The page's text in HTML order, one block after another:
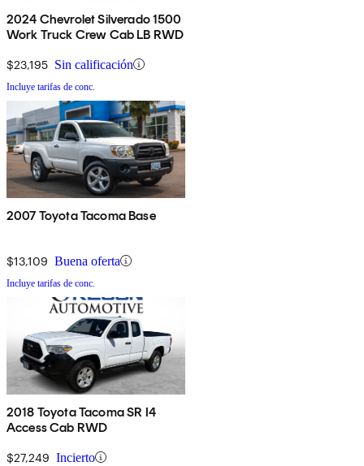
2024 Chevrolet Silverado 1500
Work Truck Crew Cab LB RWD
$23,195 Sin calificación
Incluye tarifas de conc.
2007 Toyota Tacoma Base
$13,109 Buena oferta
Incluye tarifas de conc.
2018 Toyota Tacoma SR I4
Access Cab RWD
$27,249 Incierto